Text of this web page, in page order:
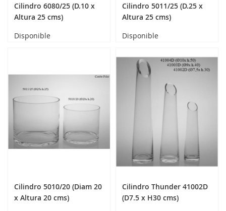
Cilindro 6080/25 (D.10 x
Altura 25 cms)
Disponible
Cilindro 5011/25 (D.25 x
Altura 25 cms)
Disponible
Cilindro 5010/20 (Diam 20
x Altura 20 cms)
Cilindro Thunder 41002D
(D7.5 x H30 cms)